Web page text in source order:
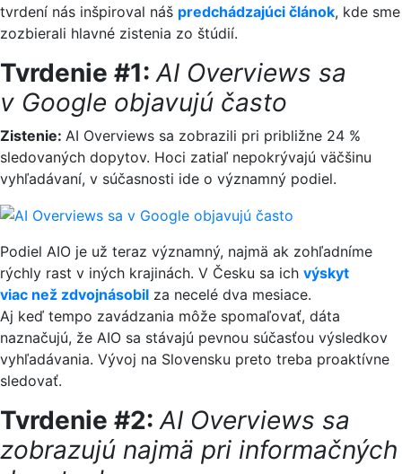
tvrdení nás inšpiroval náš predchádzajúci článok, kde sme
zozbierali hlavné zistenia zo štúdií.
Tvrdenie #1:AI Overviews sa
v Google objavujú často
Zistenie: AI Overviews sa zobrazili pri približne 24 %
sledovaných dopytov. Hoci zatiaľ nepokrývajú väčšinu
vyhľadávaní, v súčasnosti ide o významný podiel.
Podiel AIO je už teraz významný, najmä ak zohľadníme
rýchly rast v iných krajinách. V Česku sa ich výskyt
viac než zdvojnásobil za necelé dva mesiace.
Aj keď tempo zavádzania môže spomaľovať, dáta
naznačujú, že AIO sa stávajú pevnou súčasťou výsledkov
vyhľadávania. Vývoj na Slovensku preto treba proaktívne
sledovať.
Tvrdenie #2:AI Overviews sa
zobrazujú najmä pri informačných